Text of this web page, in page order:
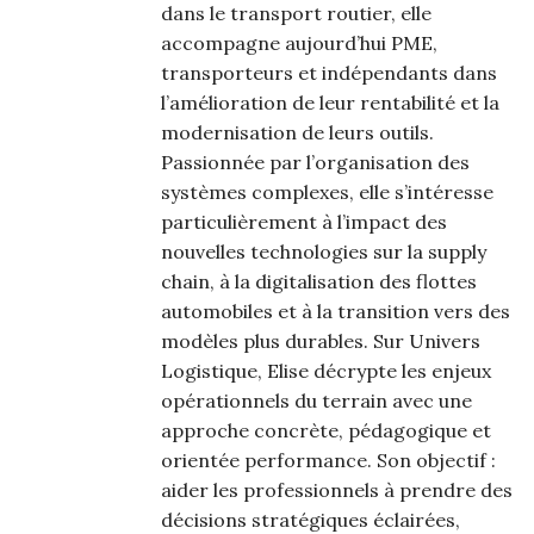
dans le transport routier, elle
accompagne aujourd’hui PME,
transporteurs et indépendants dans
l’amélioration de leur rentabilité et la
modernisation de leurs outils.
Passionnée par l’organisation des
systèmes complexes, elle s’intéresse
particulièrement à l’impact des
nouvelles technologies sur la supply
chain, à la digitalisation des flottes
automobiles et à la transition vers des
modèles plus durables. Sur Univers
Logistique, Elise décrypte les enjeux
opérationnels du terrain avec une
approche concrète, pédagogique et
orientée performance. Son objectif :
aider les professionnels à prendre des
décisions stratégiques éclairées,